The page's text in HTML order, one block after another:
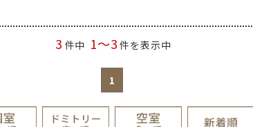
3 件中 1～3 件を表示中
1